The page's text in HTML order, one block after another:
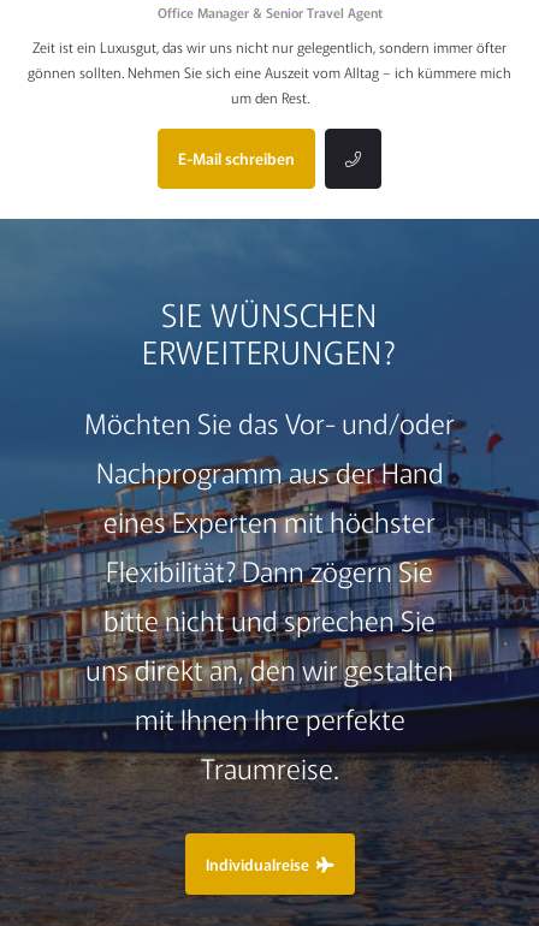
Office Manager & Senior Travel Agent
Zeit ist ein Luxusgut, das wir uns nicht nur gelegentlich, sondern immer öfter
gönnen sollten. Nehmen Sie sich eine Auszeit vom Alltag – ich kümmere mich
um den Rest.
E-Mail schreiben
SIE WÜNSCHEN
ERWEITERUNGEN?
Möchten Sie das Vor- und/oder
Nachprogramm aus der Hand
eines Experten mit höchster
Flexibilität? Dann zögern Sie
bitte nicht und sprechen Sie
uns direkt an, den wir gestalten
mit Ihnen Ihre perfekte
Traumreise.
Individualreise